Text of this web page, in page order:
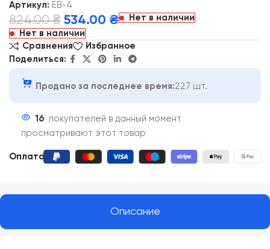
Артикул: EB-4
824.00₴ 534.00 ₴
Нет в наличии
Нет в наличии
Сравнения
Избранное
Поделиться:
Продано за последнее время:227 шт.
16 покупателей в данный момент
просматривают этот товар
Оплата:
Описание